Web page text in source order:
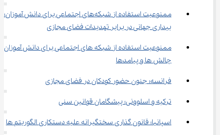
ممنوعیت استفاده از شبکه‌های اجتماعی برای دانش‌ آموزان؛
بیداری جهانی در برابر تهدیدات فضای مجازی
ممنوعیت استفاده از شبکه ‌های اجتماعی برای دانش‌ آموزان:
چالش‌ ها و پیامدها
فرانسه؛ جنون حضور کودکان در فضای مجازی
ترکیه و اسلوونی؛ پیشگامان قوانین سنی
اسپانیا؛ قانون ‌گذاری سختگیرانه علیه دستکاری الگوریتم‌ ها